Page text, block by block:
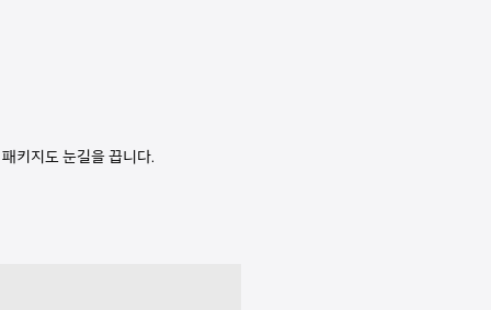
키지도 눈길을 끕니다.